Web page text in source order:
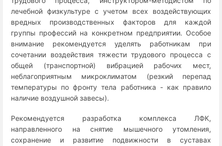
лечебной физкультуре с учетом всех воздействующих
вредных производственных факторов для каждой
группы профессий на конкретном предприятии. Особое
внимание рекомендуется уделять работникам при
сочетании воздействия тяжести трудового процесса с
общей (транспортной) вибрацией рабочих мест,
неблагоприятным микроклиматом (резкий перепад
температуры по фронту тела работника - как правило
наличие воздушной завесы).
Рекомендуется разработка комплекса ЛФК,
направленного на снятие мышечного утомления,
сохранение и развитие подвижности в суставах